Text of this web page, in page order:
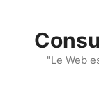
contenu
"Le Web